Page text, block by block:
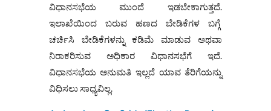
ವಿಧಾನಸಭೆಯ ಮುಂದೆ ಇಡಬೇಕಾಗುತ್ತದೆ.
ಇಲಾಖೆಯಿಂದ ಬರುವ ಹಣದ ಬೇಡಿಕೆಗಳ ಬಗ್ಗೆ
ಚರ್ಚಿಸಿ ಬೇಡಿಕೆಗಳನ್ನು ಕಡಿಮೆ ಮಾಡುವ ಅಥವಾ
ನಿರಾಕರಿಸುವ ಅಧಿಕಾರ ವಿಧಾನಸಭೆಗೆ ಇದೆ.
ವಿಧಾನಸಭೆಯ ಅನುಮತಿ ಇಲ್ಲದೆ ಯಾವ ತೆರಿಗೆಯನ್ನು
ವಿಧಿಸಲು ಸಾಧ್ಯವಿಲ್ಲ.